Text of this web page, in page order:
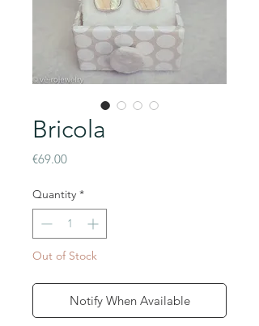
Bricola
€69.00Price
Quantity *
Out of Stock
Notify When Available